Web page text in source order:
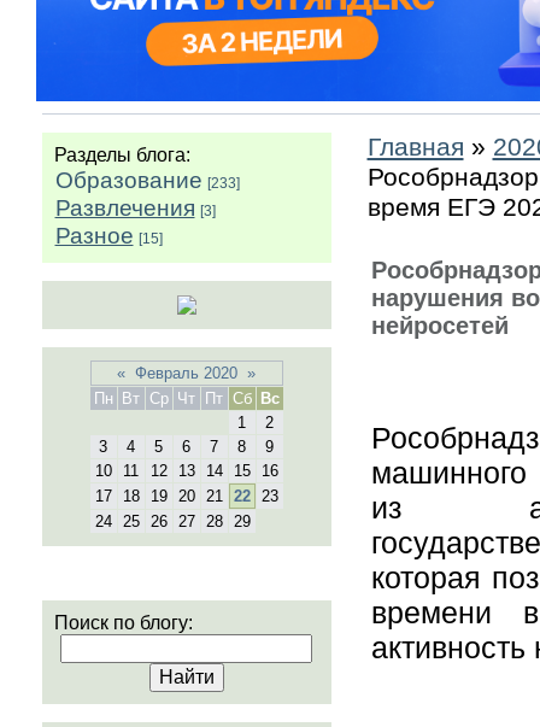
Разделы блога:
Образование [233]
Развлечения [3]
Разное [15]
« Февраль 2020 »
Пн
Вт Ср Чт Пт Сб
Вс
1
2
3
4 5 6 7 8
9
10
11 12 13 14 15
16
17
18 19 20 21 22
23
24
25 26 27 28 29
Поиск по блогу:
Главная »
время ЕГЭ
нарушения
нейросетей
машинного
из
которая
времени